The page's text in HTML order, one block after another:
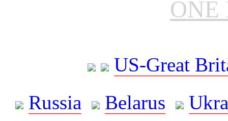
ONE
US-Great
Russia
Belarus